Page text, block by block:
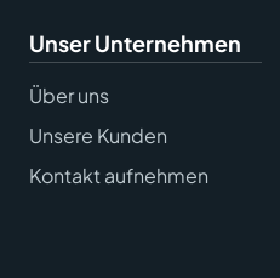
Unser Unternehmen
Über uns
Unsere Kunden
Kontakt aufnehmen